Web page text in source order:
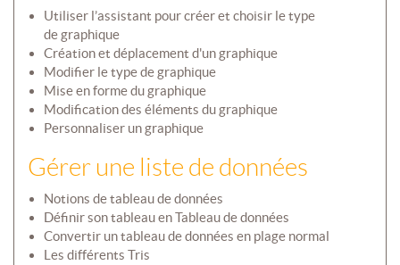
Utiliser l’assistant pour créer et choisir le type
de graphique
Création et déplacement d'un graphique
Modifier le type de graphique
Mise en forme du graphique
Modification des éléments du graphique
Personnaliser un graphique
Gérer une liste de données
Notions de tableau de données
Définir son tableau en Tableau de données
Convertir un tableau de données en plage normal
Les différents Tris